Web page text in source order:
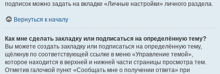
подписок можно задать на вкладке «Личные настройки» личного раздела.
Вернуться к началу
Как мне сделать закладку или подписаться на определённую тему?
Вы можете создать закладку или подписаться на определённую тему,
щёлкнув по соответствующей ссылке в меню «Управление темой»,
которое находится в верхней и нижней части страницы просмотра тем.
Отметив галочкой пункт «Сообщать мне о получении ответа» при